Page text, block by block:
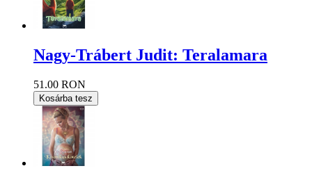
Nagy-Trábert Judit: Teralamara
51.00 RON
Kosárba tesz